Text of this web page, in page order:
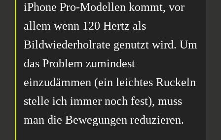
iPhone Pro-Modellen kommt, vor
allem wenn 120 Hertz als
Bildwiederholrate genutzt wird. Um
das Problem zumindest
einzudämmen (ein leichtes Ruckeln
stelle ich immer noch fest), muss
man die Bewegungen reduzieren.